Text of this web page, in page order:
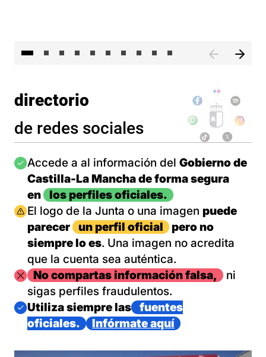
directorio
de redes sociales
Imagen
Accede a al información del Gobierno de
Castilla-La Mancha de forma segura
en
los perfiles oficiales.
Imagen
El logo de la Junta o una imagen puede
parecer
un perfil oficial
pero no
siempre lo es. Una imagen no acredita
que la cuenta sea auténtica.
ImagenNo compartas información falsa,
ni
sigas perfiles fraudulentos.
Imagen
Utiliza siempre las
fuentes
oficiales.
Infórmate aquí